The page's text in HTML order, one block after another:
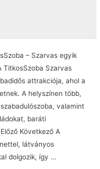
– Szarvas egyik
TitkosSzoba Szarvas
attrakciója, ahol a
A helyszínen több,
valamint
baráti
Következő A
látványos
dolgozik, így …